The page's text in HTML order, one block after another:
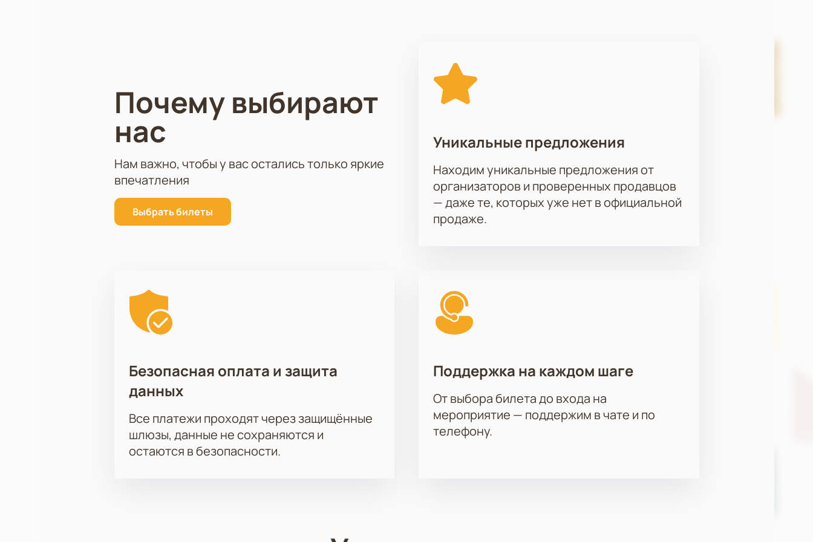
Почему выбирают
нас
Нам важно, чтобы у вас остались только яркие
впечатления
Выбрать билеты
Уникальные предложения
Находим уникальные предложения от
организаторов и проверенных продавцов
— даже те, которых уже нет в официальной
продаже.
Безопасная оплата и защита
данных
Все платежи проходят через защищённые
шлюзы, данные не сохраняются и
остаются в безопасности.
Поддержка на каждом шаге
От выбора билета до входа на
мероприятие — поддержим в чате и по
телефону.